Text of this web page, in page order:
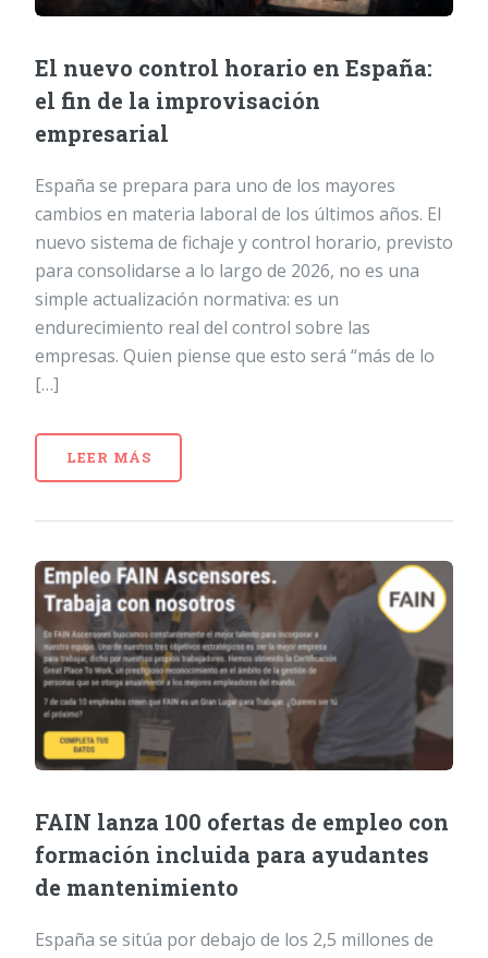
El nuevo control horario en España:
el fin de la improvisación
empresarial
España se prepara para uno de los mayores
cambios en materia laboral de los últimos años. El
nuevo sistema de fichaje y control horario, previsto
para consolidarse a lo largo de 2026, no es una
simple actualización normativa: es un
endurecimiento real del control sobre las
empresas. Quien piense que esto será “más de lo
[…]
LEER MÁS
FAIN lanza 100 ofertas de empleo con
formación incluida para ayudantes
de mantenimiento
España se sitúa por debajo de los 2,5 millones de